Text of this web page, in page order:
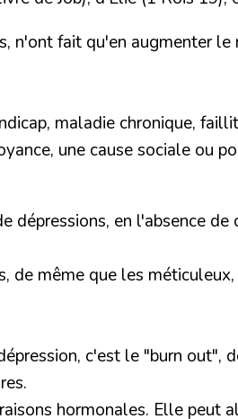
n'ont fait qu'en augmenter
maladie chronique,
une cause sociale ou
en l'absence de
de même que les
c'est le "burn out",
hormonales. Elle peut